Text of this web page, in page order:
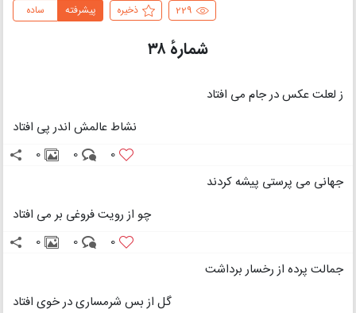
229 ذخیره ساده پیشرفته
شمارهٔ ۳۸
ز لعلت عکس در جام می افتاد
نشاط عالمش اندر پی افتاد
0
0
0
جهانی می پرستی پیشه کردند
چو از رویت فروغی بر می افتاد
0
0
0
جمالت پرده از رخسار برداشت
گل از بس شرمساری در خوی افتاد